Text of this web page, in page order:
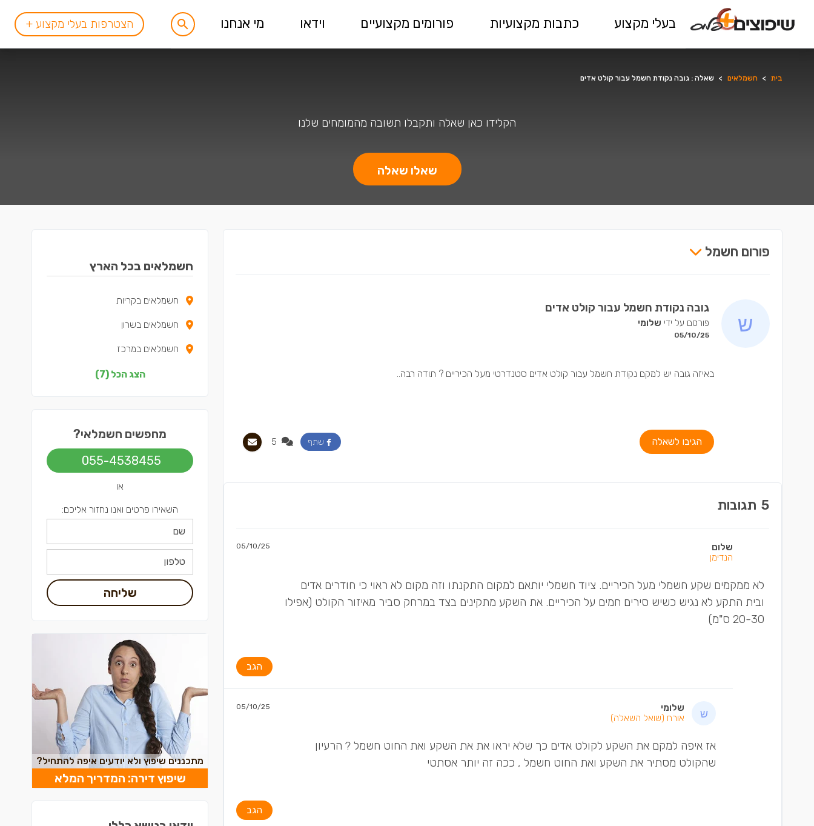
בעלי מקצוע כתבות מקצועיות פורומים מקצועיים וידאו מי אנחנו הצטרפות בעלי מקצוע +
בית > חשמלאים > שאלה : גובה נקודת חשמל עבור קולט אדים
הקלידו כאן שאלה ותקבלו תשובה מהמומחים שלנו
שאלו שאלה
פורום חשמל
גובה נקודת חשמל עבור קולט אדים
פורסם על ידי שלומי
05/10/25
באיזה גובה יש למקם נקודת חשמל עבור קולט אדים סטנדרטי מעל הכיריים ? תודה רבה..
הגיבו לשאלה שתף
5 תגובות
שלום
הנדימן
05/10/25
לא ממקמים שקע חשמלי מעל הכיריים. ציוד חשמלי יותאם למקום התקנתו וזה מקום לא ראוי כי חודרים אדים
ובית התקע לא נגיש כשיש סירים חמים על הכיריים. את השקע מתקינים בצד במרחק סביר מאיזור הקולט (אפילו
20-30 ס"מ)
הגב
שלומי
אורח (שואל השאלה)
05/10/25
אז איפה למקם את השקע לקולט אדים כך שלא יראו את את השקע ואת החוט חשמל ? הרעיון
שהקולט מסתיר את השקע ואת החוט חשמל , ככה זה יותר אסתטי
הגב
חשמלאים בכל הארץ
חשמלאים בקריות
חשמלאים בשרון
חשמלאים במרכז
חשמלאים בצפון
חשמלאים בשפלה
חשמלאים בתל אביב
הצג הכל (7)
מחפשים חשמלאי?
055-4538455
או
השאירו פרטים ואנו נחזור אליכם:
שליחה
מתכננים שיפוץ ולא יודעים איפה להתחיל?
שיפוץ דירה: המדריך המלא